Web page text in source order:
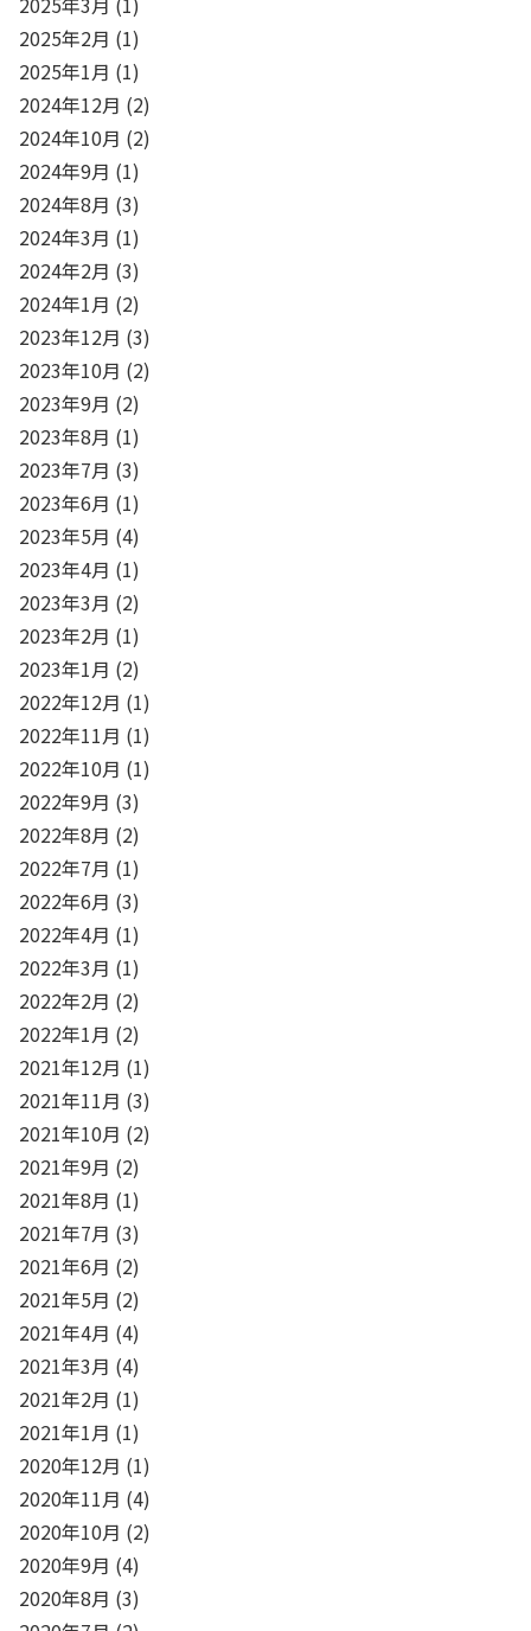
2025年2月 (1)
2025年1月 (1)
2024年12月 (2)
2024年10月 (2)
2024年9月 (1)
2024年8月 (3)
2024年3月 (1)
2024年2月 (3)
2024年1月 (2)
2023年12月 (3)
2023年10月 (2)
2023年9月 (2)
2023年8月 (1)
2023年7月 (3)
2023年6月 (1)
2023年5月 (4)
2023年4月 (1)
2023年3月 (2)
2023年2月 (1)
2023年1月 (2)
2022年12月 (1)
2022年11月 (1)
2022年10月 (1)
2022年9月 (3)
2022年8月 (2)
2022年7月 (1)
2022年6月 (3)
2022年4月 (1)
2022年3月 (1)
2022年2月 (2)
2022年1月 (2)
2021年12月 (1)
2021年11月 (3)
2021年10月 (2)
2021年9月 (2)
2021年8月 (1)
2021年7月 (3)
2021年6月 (2)
2021年5月 (2)
2021年4月 (4)
2021年3月 (4)
2021年2月 (1)
2021年1月 (1)
2020年12月 (1)
2020年11月 (4)
2020年10月 (2)
2020年9月 (4)
2020年8月 (3)